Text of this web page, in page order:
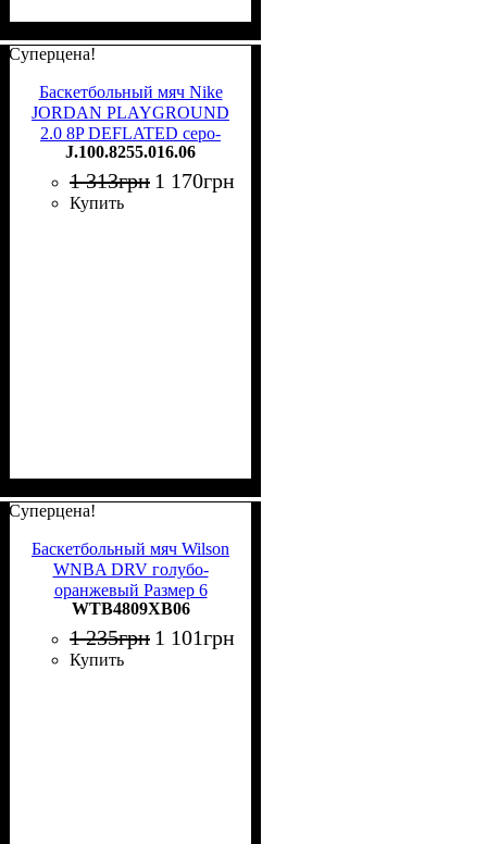
Суперцена!
Баскетбольный мяч Nike
JORDAN PLAYGROUND
2.0 8P DEFLATED серо-
черно-темно-зеленый
Размер 6 J.100.8255.016.06
J.100.8255.016.06
1 313грн 1 170грн
Купить
Суперцена!
Баскетбольный мяч Wilson
WNBA DRV голубо-
оранжевый Размер 6
WTB4809XB06
WTB4809XB06
1 235грн 1 101грн
Купить